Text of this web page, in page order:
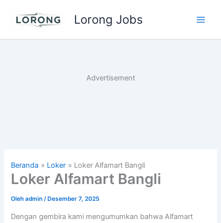
Lorong Jobs
Advertisement
Beranda Loker Loker Alfamart Bangli
Loker Alfamart Bangli
Olehadmin/ Desember 7, 2025
Dengan gembira kami mengumumkan bahwa Alfamart